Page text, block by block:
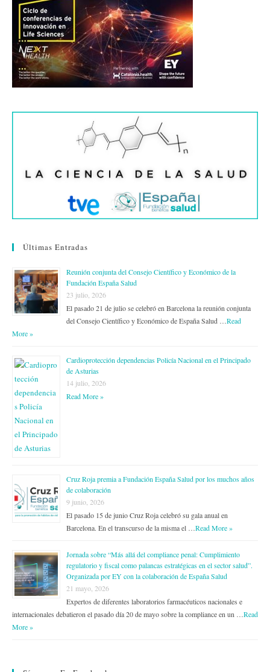
Últimas Entradas
Reunión conjunta del Consejo Científico y Económico de la
Fundación España Salud
23 julio, 2026
El pasado 21 de julio se celebró en Barcelona la reunión conjunta
del Consejo Científico y Económico de España Salud … Read
More »
Cardioprotección dependencias Policía Nacional en el Principado
de Asturias
14 julio, 2026
Read More »
Cruz Roja premia a Fundación España Salud por los muchos años
de colaboración
9 junio, 2026
El pasado 15 de junio Cruz Roja celebró su gala anual en
Barcelona. En el transcurso de la misma el … Read More »
Jornada sobre “Más allá del compliance penal: Cumplimiento
regulatorio y fiscal como palancas estratégicas en el sector salud”.
Organizada por EY con la colaboración de España Salud
21 mayo, 2026
Expertos de diferentes laboratorios farmacéuticos nacionales e
internacionales debatieron el pasado día 20 de mayo sobre la compliance en un … Read
More »